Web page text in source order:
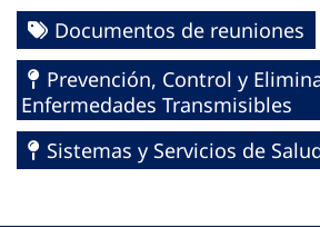
Documentos de reuniones
Prevención, Control y
Enfermedades Transmisibles
Sistemas y Servicios de